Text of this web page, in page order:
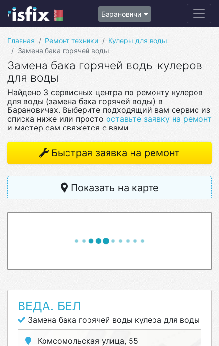
Барановичи
Главная Ремонт техники
Кулеры для воды
Замена бака горячей воды
Замена бака горячей воды кулеров
для воды
Найдено 3 сервисных центра по ремонту кулеров
для воды (замена бака горячей воды) в
Барановичах. Выберите подходящий вам сервис из
списка ниже или просто оставьте заявку на ремонт
и мастер сам свяжется с вами.
Быстрая заявка на ремонт
Показать на карте
ВЕДА. БЕЛ
Замена бака горячей воды кулера для воды
Комсомольская улица, 55